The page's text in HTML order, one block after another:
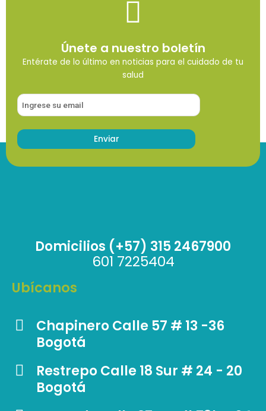
Únete a nuestro boletín
Entérate de lo último en noticias para el cuidado de tu
salud
Domicilios (+57) 315 2467900
601 7225404
Ubícanos
Chapinero Calle 57 # 13 -36
Bogotá
Restrepo Calle 18 Sur # 24 - 20
Bogotá